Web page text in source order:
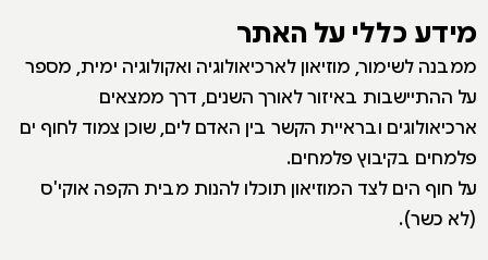
מידע כללי על האתר
ממבנה לשימור, מוזיאון לארכיאולוגיה ואקולוגיה ימית, מספר
על ההתיישבות באיזור לאורך השנים, דרך ממצאים
ארכיאולוגים ובראיית הקשר בין האדם לים, שוכן צמוד לחוף ים
פלמחים בקיבוץ פלמחים.
על חוף הים לצד המוזיאון תוכלו להנות מבית הקפה אוקי'ס
(לא כשר).